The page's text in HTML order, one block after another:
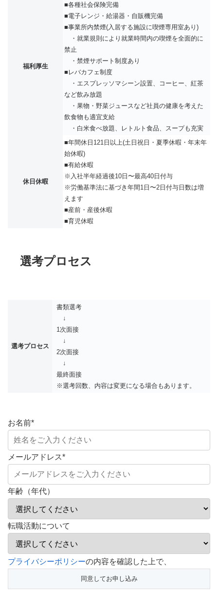
福利厚生
■各種社会保険完備
■電子レンジ・給湯器・自販機完備
■事業所内禁煙(入居する施設に喫煙専用室あり)
・就業規則により就業時間内の喫煙を全面的に
禁止
・禁煙サポート制度あり
■レバカフェ制度
・エスプレッソマシーン設置、コーヒー、紅茶
など飲み放題
・果物・野菜ジュースなど社員の健康を考えた
飲食物も適宜支給
・白米食べ放題、レトルト食品、スープも充実
休日休暇
■年間休日121日以上(土日祝日・夏季休暇・年末年
始休暇)
■有給休暇
※入社半年経過後10日〜最高40日付与
※労働基準法に基づき年間1日〜2日付与日数は増
えます
■産前・産後休暇
■育児休暇
選考プロセス
選考プロセス
書類選考
↓
1次面接
↓
2次面接
↓
最終面接
※選考回数、内容は変更になる場合もあります。
お名前*
メールアドレス*
年齢（年代）
転職活動について
こ
フ
プライバシーポリシーの内容を確認した上で、